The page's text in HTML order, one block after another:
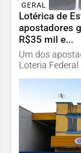
GERAL
Lotérica de
apostadores
R$35 mil e...
Um dos
Loteria